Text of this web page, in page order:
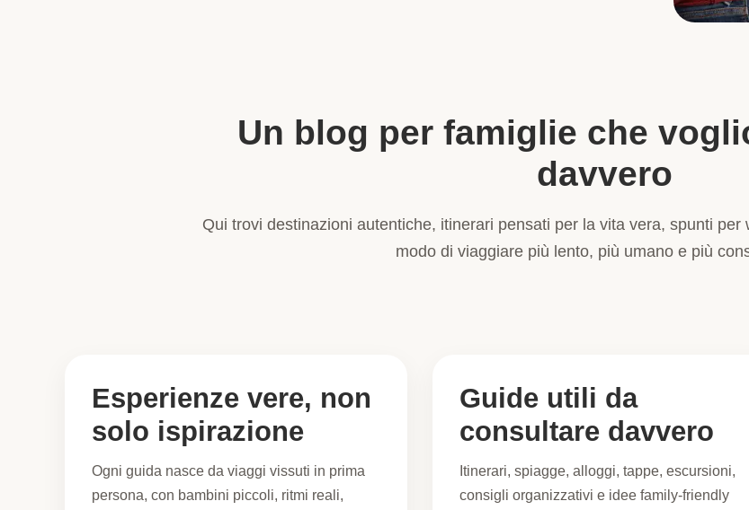
Un blog per famiglie che
davvero
Qui trovi destinazioni autentiche, itinerari pensati per la vita vera, spunti
modo di viaggiare più lento, più umano e più
Esperienze vere, non
solo ispirazione
Ogni guida nasce da viaggi vissuti in prima
persona, con bambini piccoli, ritmi reali,
Guide utili da
consultare davvero
Itinerari, spiagge, alloggi, tappe, escursioni,
consigli organizzativi e idee family-friendly